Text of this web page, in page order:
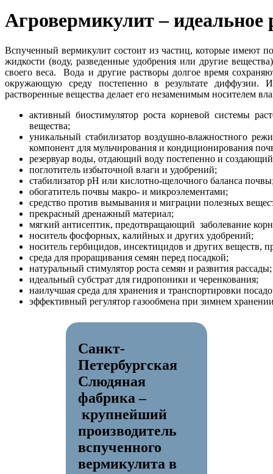
Агровермикулит – идеальное
Вспученный вермикулит состоит из частиц, которые имеют
жидкости (воду, разведенные удобрения или другие
своего веса. Вода и другие растворы долгое время
окружающую среду постепенно в результате диффузии.
растворенные вещества делает его незаменимым носителем
активный биостимулятор роста корневой системы
вещества;
уникальный стабилизатор воздушно-влажностного
компонент для мульчирования и кондиционирования
резервуар воды, отдающий воду постепенно и
поглотитель избыточной влаги и удобрений;
стабилизатор рН или кислотно-щелочного баланса
обогатитель почвы макро- и микроэлементами;
средство против вымывания и миграции полезных
прекрасный дренажный материал;
мягкий антисептик, предотвращающий заболевание
носитель фосфорных, калийных и других удобрений;
носитель гербицидов, инсектицидов и других веществ,
среда для проращивания семян перед посадкой;
натуральный стимулятор роста семян и развития рассады;
идеальный субстрат для гидропоники и черенкования;
наилучшая среда для хранения и транспортировки
эффективный регулятор газообмена при зимнем
Санкт-
Петербургская
Слюдяная
фабрика –
крупнейший
производитель
вспученного
вермикулита в